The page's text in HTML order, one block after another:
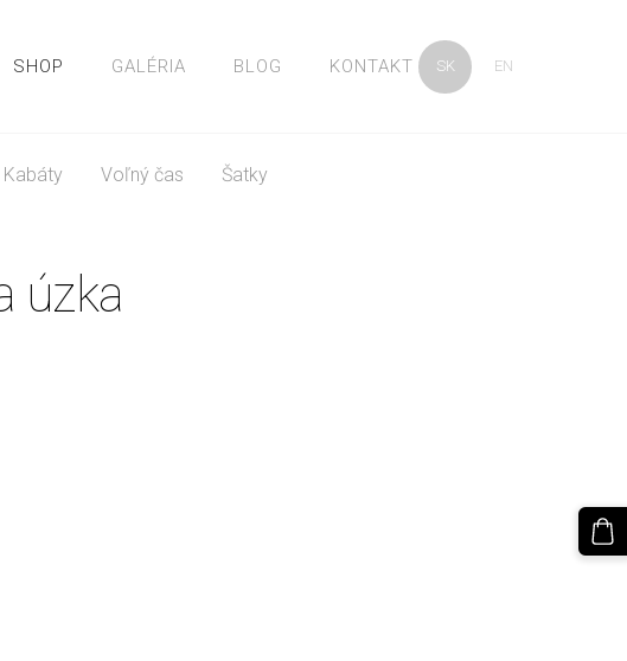
SHOP GALÉRIA BLOG KONTAKT SK EN
Kabáty Voľný čas Šatky
úzka